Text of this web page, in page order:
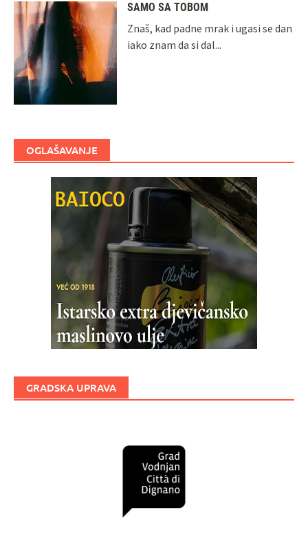
SAMO SA TOBOM
Znaš, kad padne mrak i ugasi se dan
iako znam da si dal...
OGLAŠAVANJE
GRADSKA UPRAVA